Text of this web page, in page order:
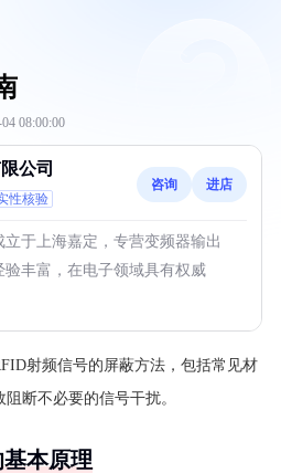
08:00:00
公司
性核验
咨询 进店
于上海嘉定，专营变频器输出
丰富，在电子领域具有权威
射频信号的屏蔽方法，包括常见材
断不必要的信号干扰。
本原理